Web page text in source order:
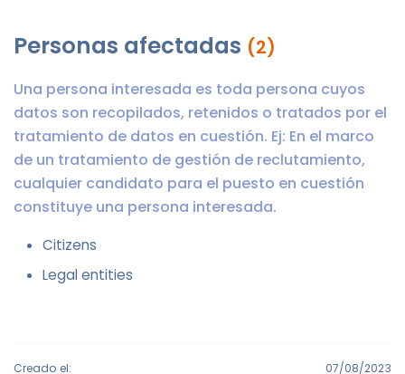
Personas afectadas (2)
Una persona interesada es toda persona cuyos
datos son recopilados, retenidos o tratados por el
tratamiento de datos en cuestión. Ej: En el marco
de un tratamiento de gestión de reclutamiento,
cualquier candidato para el puesto en cuestión
constituye una persona interesada.
Citizens
Legal entities
Creado el: 07/08/2023